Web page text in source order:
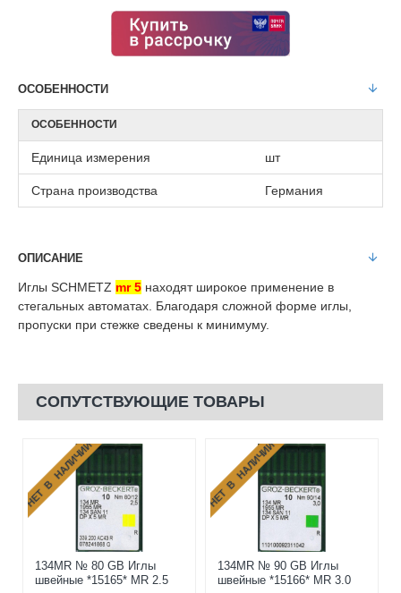
ОСОБЕННОСТИ
ОСОБЕННОСТИ
Единица измерения шт
Страна производства Германия
ОПИСАНИЕ
Иглы SCHMETZ mr 5 находят широкое применение в
стегальных автоматах. Благодаря сложной форме иглы,
пропуски при стежке сведены к минимуму.
СОПУТСТВУЮЩИЕ ТОВАРЫ
НЕТ В НАЛИЧИИ
134MR № 80 GB Иглы
швейные *15165* MR 2.5
НЕТ В НАЛИЧИИ
134MR № 90 GB Иглы
швейные *15166* MR 3.0